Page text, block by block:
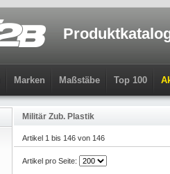
Marken Maßstäbe Top 100
Militär Zub. Plastik
Artikel 1 bis 146 von 146
Artikel pro Seite: